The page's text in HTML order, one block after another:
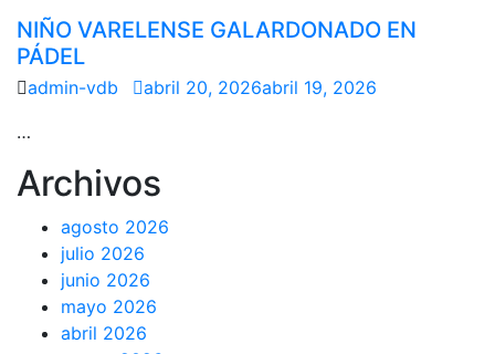
NIÑO VARELENSE GALARDONADO EN
PÁDEL
admin-vdb abril 20, 2026abril 19, 2026
…
Archivos
agosto 2026
julio 2026
junio 2026
mayo 2026
abril 2026